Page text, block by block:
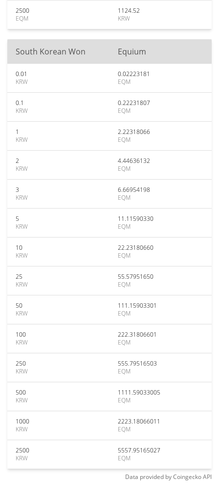
2500
EQM
1124.52
KRW
South Korean Won Equium
0.01
KRW
0.02223181
EQM
0.1
KRW
0.22231807
EQM
1
KRW
2.22318066
EQM
2
KRW
4.44636132
EQM
3
KRW
6.66954198
EQM
5
KRW
11.11590330
EQM
10
KRW
22.23180660
EQM
25
KRW
55.57951650
EQM
50
KRW
111.15903301
EQM
100
KRW
222.31806601
EQM
250
KRW
555.79516503
EQM
500
KRW
1111.59033005
EQM
1000
KRW
2223.18066011
EQM
2500
KRW
5557.95165027
EQM
Data provided byCoingeckoAPI